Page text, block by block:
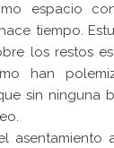
espacio
tiempo.
los restos
han
sin ninguna